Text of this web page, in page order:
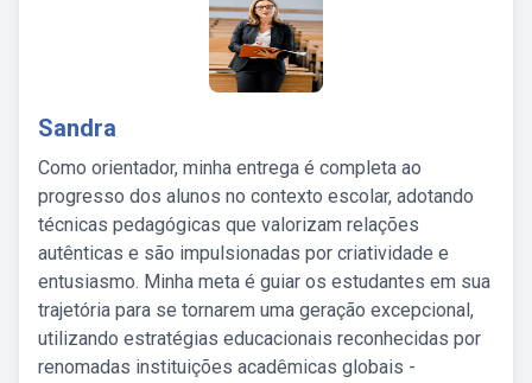
Sandra
Como orientador, minha entrega é completa ao
progresso dos alunos no contexto escolar, adotando
técnicas pedagógicas que valorizam relações
autênticas e são impulsionadas por criatividade e
entusiasmo. Minha meta é guiar os estudantes em sua
trajetória para se tornarem uma geração excepcional,
utilizando estratégias educacionais reconhecidas por
renomadas instituições acadêmicas globais -